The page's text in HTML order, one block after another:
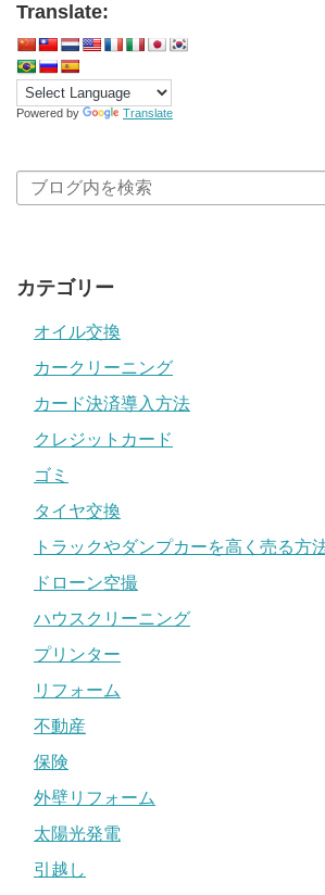
Translate:
Powered by Translate
カテゴリー
オイル交換
カークリーニング
カード決済導入方法
クレジットカード
ゴミ
タイヤ交換
トラックやダンプカーを高く売る方
ドローン空撮
ハウスクリーニング
プリンター
リフォーム
不動産
保険
外壁リフォーム
太陽光発電
引越し